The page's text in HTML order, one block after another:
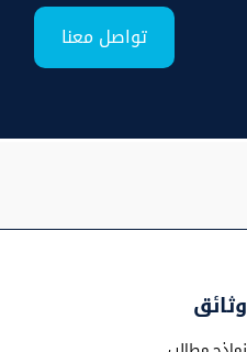
تواصل معنا
وثائق